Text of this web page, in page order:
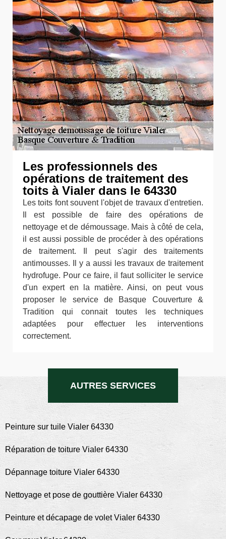
Les professionnels des
opérations de traitement des
toits à Vialer dans le 64330
Les toits font souvent l'objet de travaux d'entretien.
Il est possible de faire des opérations de
nettoyage et de démoussage. Mais à côté de cela,
il est aussi possible de procéder à des opérations
de traitement. Il peut s'agir des traitements
antimousses. Il y a aussi les travaux de traitement
hydrofuge. Pour ce faire, il faut solliciter le service
d'un expert en la matière. Ainsi, on peut vous
proposer le service de Basque Couverture &
Tradition qui connait toutes les techniques
adaptées pour effectuer les interventions
correctement.
AUTRES SERVICES
Peinture sur tuile Vialer 64330
Réparation de toiture Vialer 64330
Dépannage toiture Vialer 64330
Nettoyage et pose de gouttière Vialer 64330
Peinture et décapage de volet Vialer 64330